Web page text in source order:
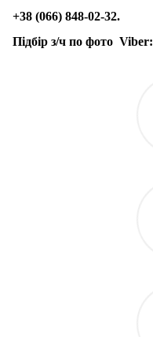
+38 (066) 848-02-32.
Підбір з/ч по фото Viber: